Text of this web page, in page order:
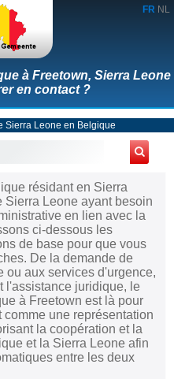
FR NL
à Freetown, Sierra Leone
en contact ?
Sierra Leone en Belgique
résidant en Sierra
Sierra Leone ayant besoin
en lien avec la
ci-dessous les
de base pour que vous
De la demande de
ou aux services d'urgence,
l'assistance juridique, le
à Freetown est là pour
une représentation
la coopération et la
et la Sierra Leone afin
entre les deux